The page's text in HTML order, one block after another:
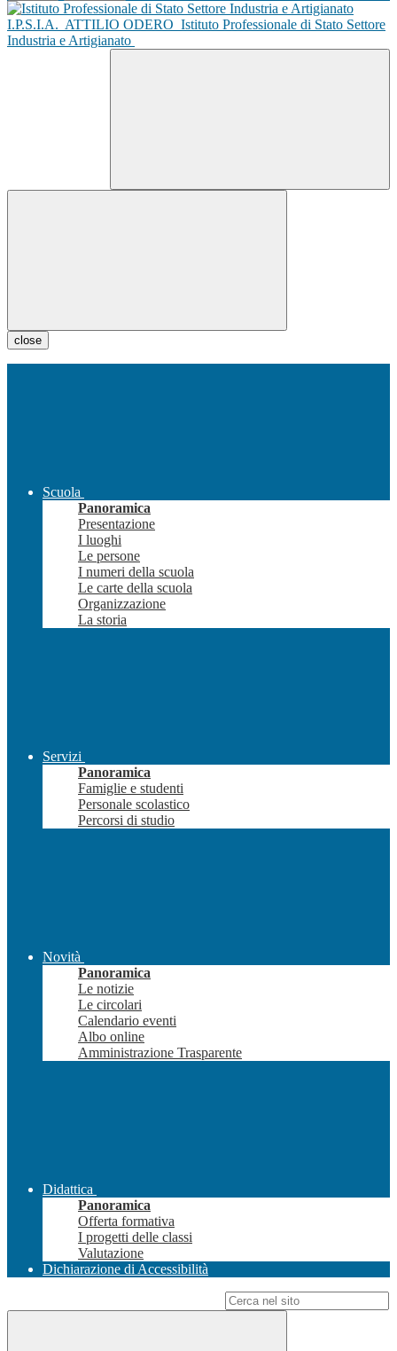
I.P.S.I.A. ATTILIO ODERO Istituto Professionale di Stato Settore
Industria e Artigianato
close
Scuola
Panoramica
Presentazione
I luoghi
Le persone
I numeri della scuola
Le carte della scuola
Organizzazione
La storia
Servizi
Panoramica
Famiglie e studenti
Personale scolastico
Percorsi di studio
Novità
Panoramica
Le notizie
Le circolari
Calendario eventi
Albo online
Amministrazione Trasparente
Didattica
Panoramica
Offerta formativa
I progetti delle classi
Valutazione
Dichiarazione di Accessibilità